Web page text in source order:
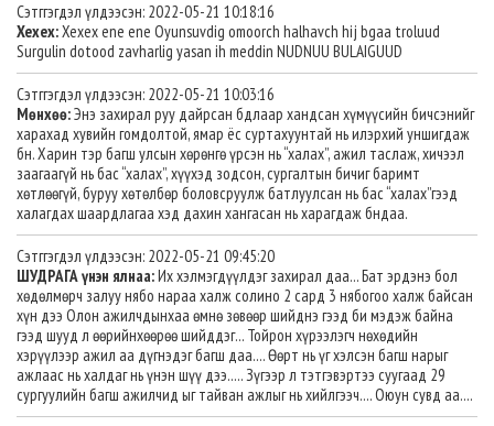
Сэтггэгдэл үлдээсэн: 2022-05-21 10:18:16
Xexex:Xexex ene ene Oyunsuvdig omoorch halhavch hij bgaa troluud
Surgulin dotood zavharlig yasan ih meddin NUDNUU BULAIGUUD
Сэтггэгдэл үлдээсэн: 2022-05-21 10:03:16
Мөнхөө:Энэ захирал руу дайрсан бдлаар хандсан хүмүүсийн бичсэнийг
харахад хувийн гомдолтой, ямар ёс суртахуунтай нь илэрхий уншигдаж
бн. Харин тэр багш улсын хөрөнгө үрсэн нь “халах”, ажил таслаж, хичээл
заагаагүй нь бас “халах”, хүүхэд зодсон, сургалтын бичиг баримт
хөтлөөгүй, буруу хөтөлбөр боловсруулж батлуулсан нь бас “халах”гээд
халагдах шаардлагаа хэд дахин хангасан нь харагдаж бндаа.
Сэтггэгдэл үлдээсэн: 2022-05-21 09:45:20
ШУДРАГА үнэн ялнаа:Их хэлмэгдүүлдэг захирал даа... Бат эрдэнэ бол
хөдөлмөрч залуу нябо нараа халж солино 2 сард 3 нябогоо халж байсан
хүн дээ Олон ажилчдынхаа өмнө зөвөөр шийднэ гээд би мэдэж байна
гээд шууд л өөрийнхөөрөө шийддэг... Тойрон хүрээлэгч нөхөдийн
хэрүүлээр ажил аа дүгнэдэг багш даа.... Өөрт нь үг хэлсэн багш нарыг
ажлаас нь халдаг нь үнэн шүү дээ..... Зүгээр л тэтгэвэртээ суугаад 29
сургуулийн багш ажилчид ыг тайван ажлыг нь хийлгээч.... Оюун сувд аа....